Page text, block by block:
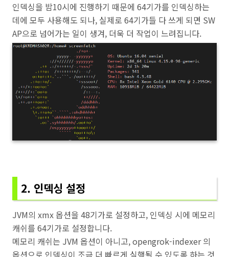
인덱싱을 밤10시에 진행하기 때문에 64기가를 인덱싱하는
데에 모두 사용해도 되나, 실제로 64기가들 다 쓰게 되면 SW
AP으로 넘어가는 일이 생겨, 더욱 더 작업이 느려집니다.
2. 인덱싱 설정
JVM의 xmx 옵션을 48기가로 설정하고, 인덱싱 시에 메모리
캐쉬를 64기가로 설정합니다.
메모리 캐쉬는 JVM 옵션이 아니고, opengrok-indexer 의
옵션으로 인덱싱이 조금 더 빠르게 실행될 수 있도록 하는 것